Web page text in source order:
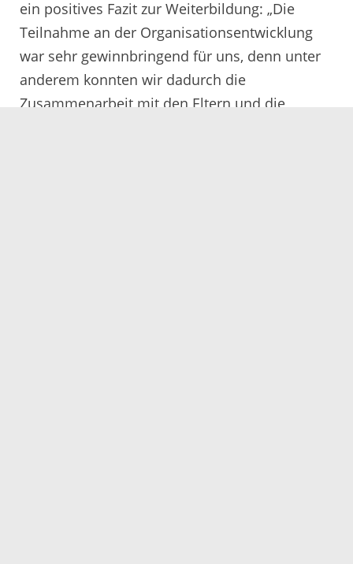
ein positives Fazit zur Weiterbildung: „Die
Teilnahme an der Organisationsentwicklung
war sehr gewinnbringend für uns, denn unter
anderem konnten wir dadurch die
Zusammenarbeit mit den Eltern und die